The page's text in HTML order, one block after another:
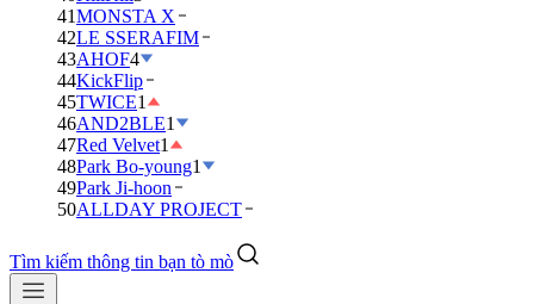
41MONSTA X
42LE SSERAFIM
43AHOF4
44KickFlip
45TWICE1
46AND2BLE1
47Red Velvet1
48Park Bo-young1
49Park Ji-hoon
50ALLDAY PROJECT
Tìm kiếm thông tin bạn tò mò